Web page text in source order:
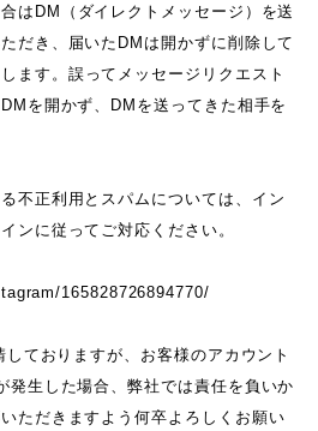
は DM （ ダイレクトメッセージ ） を送
だき 、 届いた DM は開かずに削除して
ます 。 誤ってメッセージリクエスト
DM を開かず、 DM を送ってきた相手を
不正利用とスパムについては 、 イン
ンに従ってご対応ください。
165828726894770/
しておりますが、 お客様のアカウント
発生した場合、弊社では責任を負いか
ただきますよう何卒よろしくお願い